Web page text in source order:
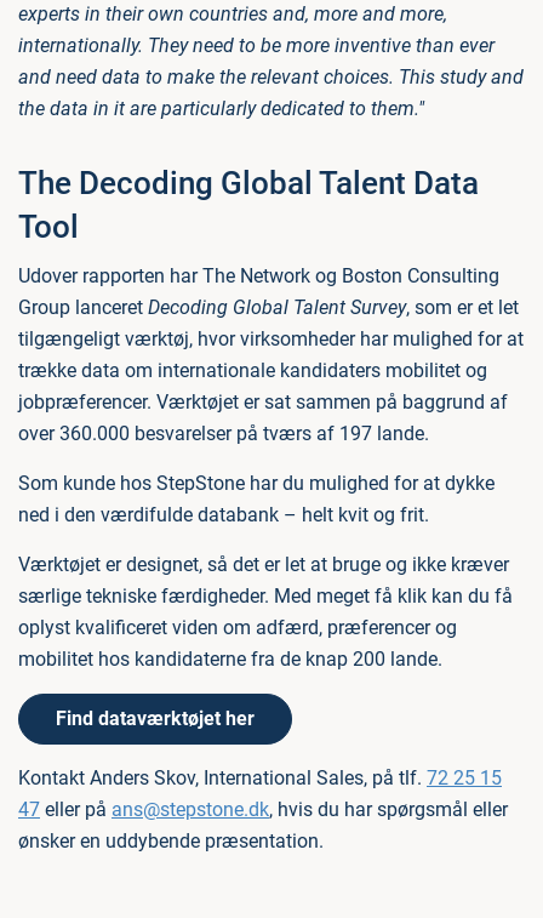
experts in their own countries and, more and more,
internationally. They need to be more inventive than ever
and need data to make the relevant choices. This study and
the data in it are particularly dedicated to them."
The Decoding Global Talent Data
Tool
Udover rapporten har The Network og Boston Consulting
Group lanceret Decoding Global Talent Survey, som er et let
tilgængeligt værktøj, hvor virksomheder har mulighed for at
trække data om internationale kandidaters mobilitet og
jobpræferencer. Værktøjet er sat sammen på baggrund af
over 360.000 besvarelser på tværs af 197 lande.
Som kunde hos StepStone har du mulighed for at dykke
ned i den værdifulde databank – helt kvit og frit.
Værktøjet er designet, så det er let at bruge og ikke kræver
særlige tekniske færdigheder. Med meget få klik kan du få
oplyst kvalificeret viden om adfærd, præferencer og
mobilitet hos kandidaterne fra de knap 200 lande.
Find dataværktøjet her
Kontakt Anders Skov, International Sales, på tlf. 72 25 15
47 eller på ans@stepstone.dk, hvis du har spørgsmål eller
ønsker en uddybende præsentation.